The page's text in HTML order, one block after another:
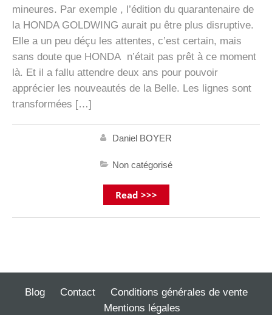
mineures. Par exemple , l’édition du quarantenaire de
la HONDA GOLDWING aurait pu être plus disruptive.
Elle a un peu déçu les attentes, c’est certain, mais
sans doute que HONDA n’était pas prêt à ce moment
là. Et il a fallu attendre deux ans pour pouvoir
apprécier les nouveautés de la Belle. Les lignes sont
transformées […]
Daniel BOYER
Non catégorisé
Read >>>
Blog Contact
Conditions générales de vente
Mentions légales